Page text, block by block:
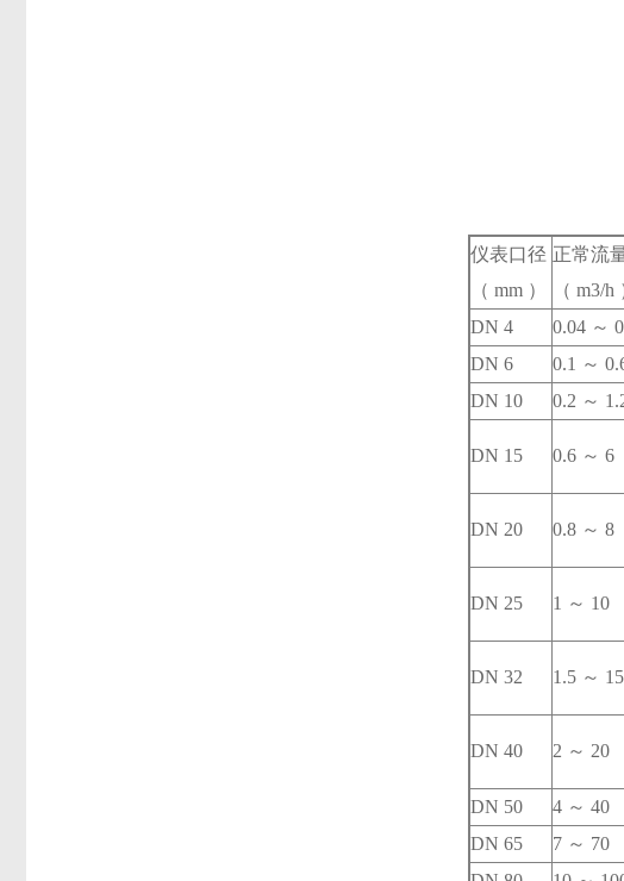
仪表口径
（ mm ）
正常流
（ m3/h
DN 4
0.04 ～
DN 6
0.1 ～
DN 10
0.2 ～
DN 15 0.6 ～ 6
DN 20 0.8 ～ 8
DN 25 1 ～ 10
DN 32 1.5 ～ 15
DN 40 2 ～ 20
DN 50
4 ～ 40
DN 65
7 ～ 70